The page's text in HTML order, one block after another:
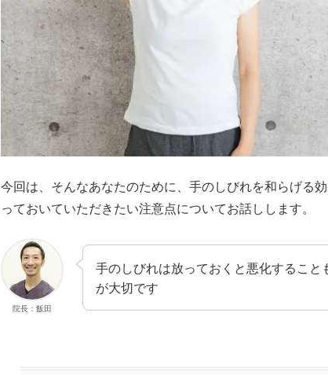
今回は、そんなあなたのために、手のしびれを和らげる
っておいていただきたい注意点についてお話しします。
院長：飯田
手のしびれは放っておくと悪化すること
が大切です